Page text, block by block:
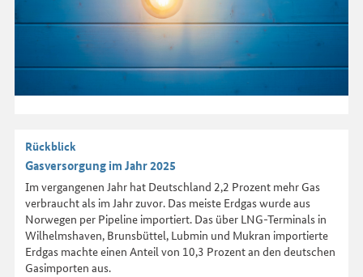
Rückblick
Gasversorgung im Jahr 2025
Im vergangenen Jahr hat Deutschland 2,2 Prozent mehr Gas
verbraucht als im Jahr zuvor. Das meiste Erdgas wurde aus
Norwegen per Pipeline importiert. Das über LNG-Terminals in
Wilhelmshaven, Brunsbüttel, Lubmin und Mukran importierte
Erdgas machte einen Anteil von 10,3 Prozent an den deutschen
Gasimporten aus.